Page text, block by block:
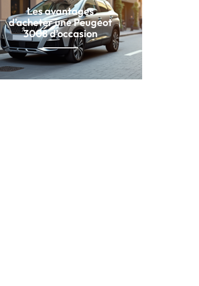
Les avantages
d’acheter une Peugeot
3008 d’occasion